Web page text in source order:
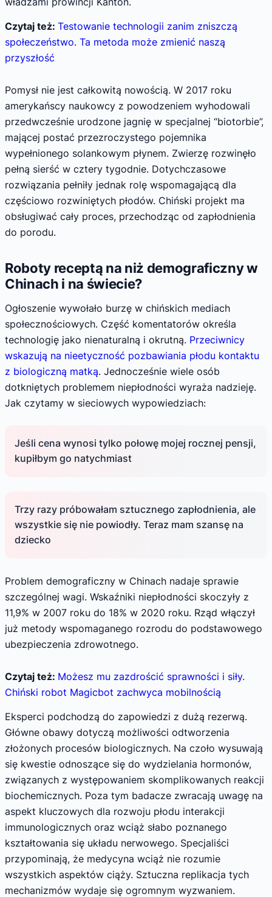
Czytaj też: Testowanie technologii zanim zniszczą
społeczeństwo. Ta metoda może zmienić naszą
przyszłość
Pomysł nie jest całkowitą nowością. W 2017 roku
amerykańscy naukowcy z powodzeniem wyhodowali
przedwcześnie urodzone jagnię w specjalnej “biotorbie”,
mającej postać przezroczystego pojemnika
wypełnionego solankowym płynem. Zwierzę rozwinęło
pełną sierść w cztery tygodnie. Dotychczasowe
rozwiązania pełniły jednak rolę wspomagającą dla
częściowo rozwiniętych płodów. Chiński projekt ma
obsługiwać cały proces, przechodząc od zapłodnienia
do porodu.
Roboty receptą na niż demograficzny w
Chinach i na świecie?
Ogłoszenie wywołało burzę w chińskich mediach
społecznościowych. Część komentatorów określa
technologię jako nienaturalną i okrutną. Przeciwnicy
wskazują na nieetyczność pozbawiania płodu kontaktu
z biologiczną matką. Jednocześnie wiele osób
dotkniętych problemem niepłodności wyraża nadzieję.
Jak czytamy w sieciowych wypowiedziach:
Jeśli cena wynosi tylko połowę mojej rocznej pensji,
kupiłbym go natychmiast
Trzy razy próbowałam sztucznego zapłodnienia, ale
wszystkie się nie powiodły. Teraz mam szansę na
dziecko
Problem demograficzny w Chinach nadaje sprawie
szczególnej wagi. Wskaźniki niepłodności skoczyły z
11,9% w 2007 roku do 18% w 2020 roku. Rząd włączył
już metody wspomaganego rozrodu do podstawowego
ubezpieczenia zdrowotnego.
Czytaj też: Możesz mu zazdrościć sprawności i siły.
Chiński robot Magicbot zachwyca mobilnością
Eksperci podchodzą do zapowiedzi z dużą rezerwą.
Główne obawy dotyczą możliwości odtworzenia
złożonych procesów biologicznych. Na czoło wysuwają
się kwestie odnoszące się do wydzielania hormonów,
związanych z występowaniem skomplikowanych reakcji
biochemicznych. Poza tym badacze zwracają uwagę na
aspekt kluczowych dla rozwoju płodu interakcji
immunologicznych oraz wciąż słabo poznanego
kształtowania się układu nerwowego. Specjaliści
przypominają, że medycyna wciąż nie rozumie
wszystkich aspektów ciąży. Sztuczna replikacja tych
mechanizmów wydaje się ogromnym wyzwaniem.